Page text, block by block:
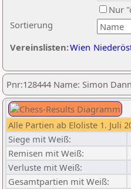
Sortierung
Nur
Vereinslisten:Wien
Pnr:128444 Name: Simon
Alle Partien ab Eloliste 1. Juli
Siege mit Weiß:
Remisen mit Weiß:
Verluste mit Weiß:
Gesamtpartien mit Weiß: